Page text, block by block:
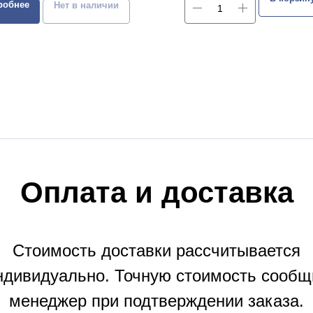
Нет в наличии
Оплата и доставка
Стоимость доставки рассчитывается
Точную стоимость
менеджер при подтверждении заказа.